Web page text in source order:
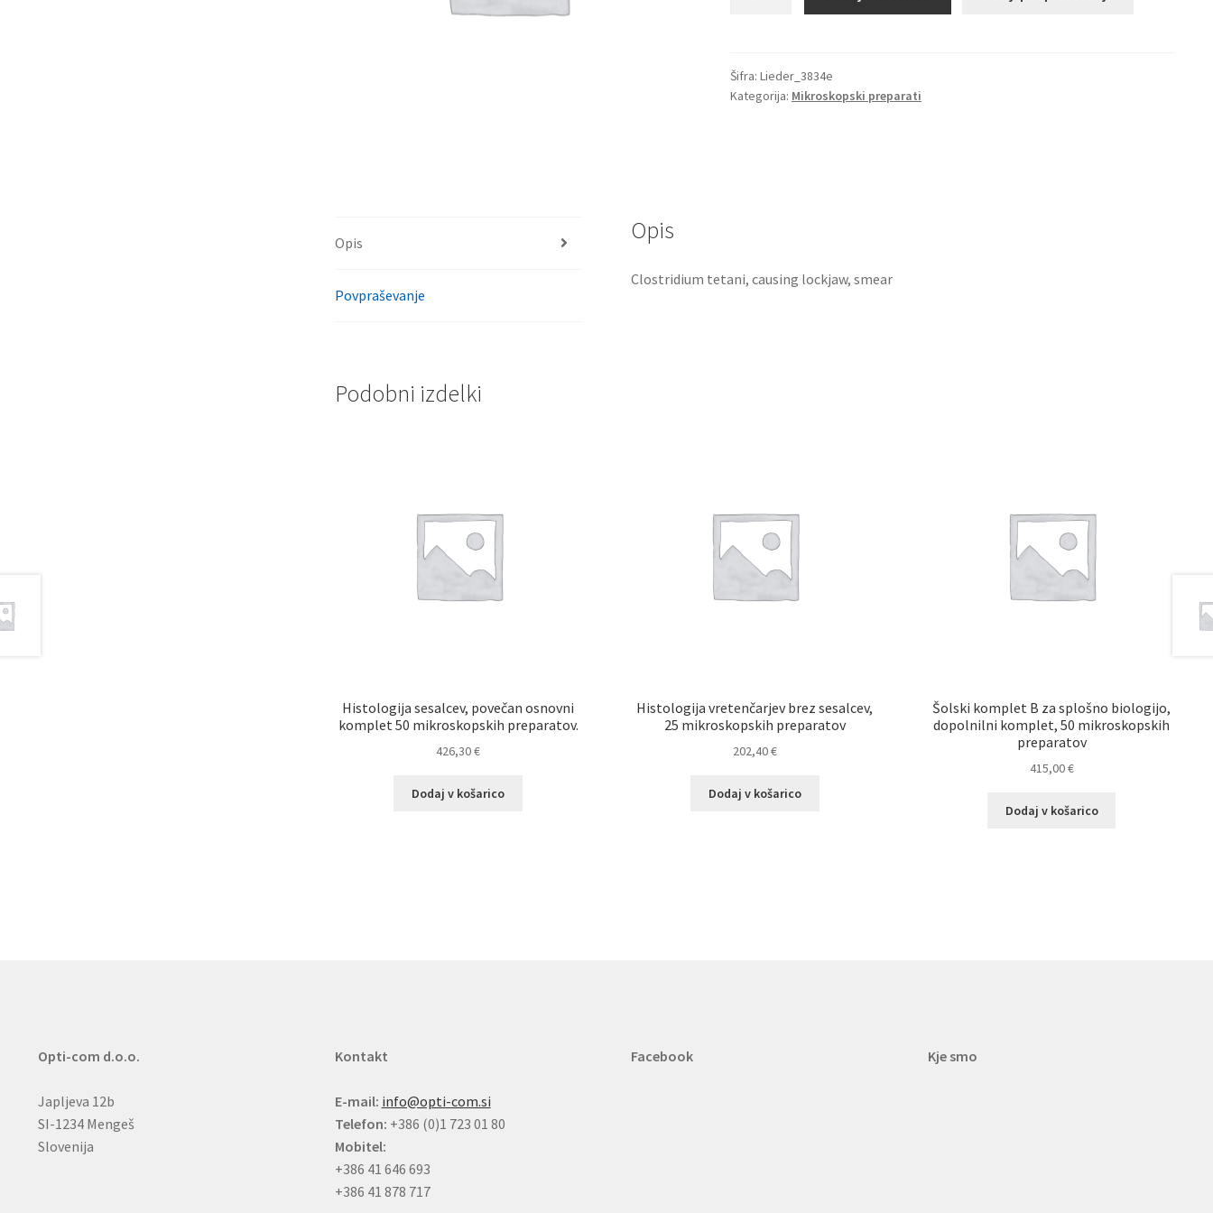
zaporo,
bris
Šifra: Lieder_3834e
Kategorija: Mikroskopski preparati
Opis
Povpraševanje
Opis
Clostridium tetani, causing lockjaw, smear
Podobni izdelki
Histologija sesalcev, povečan osnovni
komplet 50 mikroskopskih preparatov.
426,30€
Dodaj v košarico
Histologija vretenčarjev brez sesalcev,
25 mikroskopskih preparatov
202,40€
Dodaj v košarico
Šolski komplet B za splošno biologijo,
dopolnilni komplet, 50 mikroskopskih
preparatov
415,00€
Dodaj v košarico
Opti-com d.o.o.
Japljeva 12b
SI-1234 Mengeš
Slovenija
Kontakt
E-mail: info@opti-com.si
Telefon: +386 (0)1 723 01 80
Mobitel:
+386 41 646 693
+386 41 878 717
Facebook Kje smo